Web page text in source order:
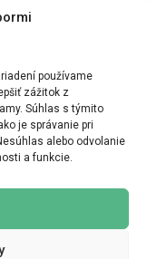
používame
zážitok z
Súhlas s týmito
je správanie pri
alebo odvolanie
a funkcie.